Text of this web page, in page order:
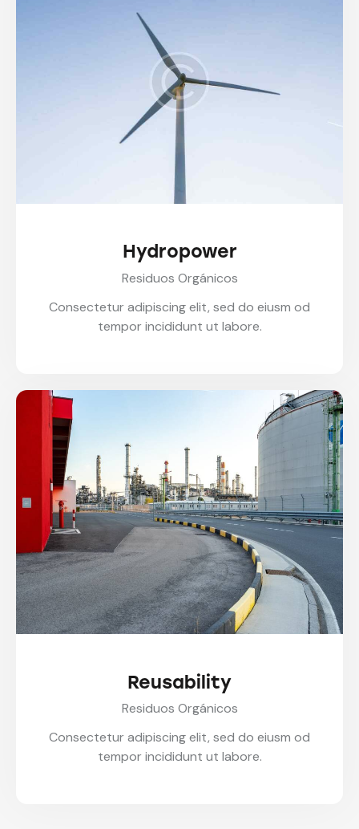
Hydropower
Residuos Orgánicos
Consectetur adipiscing elit, sed do eiusm od
tempor incididunt ut labore.
Reusability
Residuos Orgánicos
Consectetur adipiscing elit, sed do eiusm od
tempor incididunt ut labore.